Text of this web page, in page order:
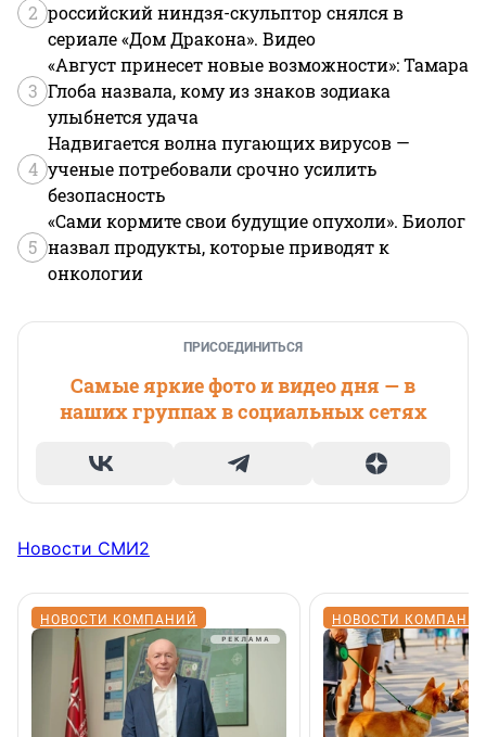
2 российский ниндзя-скульптор снялся в
сериале «Дом Дракона». Видео
3
«Август принесет новые возможности»: Тамара
Глоба назвала, кому из знаков зодиака
улыбнется удача
4
Надвигается волна пугающих вирусов —
ученые потребовали срочно усилить
безопасность
5
«Сами кормите свои будущие опухоли». Биолог
назвал продукты, которые приводят к
онкологии
ПРИСОЕДИНИТЬСЯ
Самые яркие фото и видео дня — в
наших группах в социальных сетях
Новости СМИ2
НОВОСТИ КОМПАНИЙ НОВОСТИ